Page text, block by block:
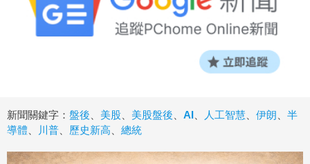
新聞關鍵字： 盤後 美股 美股盤後 AI 人工智慧 伊朗
半
導體
川普 歷史新高 總統